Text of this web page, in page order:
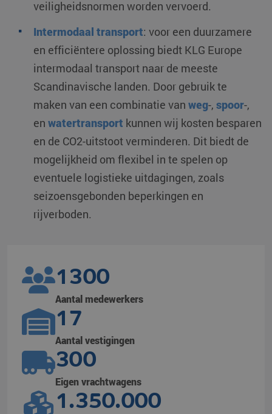
veiligheidsnormen worden vervoerd.
Intermodaal transport: voor een duurzamere
en efficiëntere oplossing biedt KLG Europe
intermodaal transport naar de meeste
Scandinavische landen. Door gebruik te
maken van een combinatie van weg-, spoor-,
en watertransport kunnen wij kosten besparen
en de CO2-uitstoot verminderen. Dit biedt de
mogelijkheid om flexibel in te spelen op
eventuele logistieke uitdagingen, zoals
seizoensgebonden beperkingen en
rijverboden.
1300
Aantal medewerkers
17
Aantal vestigingen
300
Eigen vrachtwagens
1.350.000